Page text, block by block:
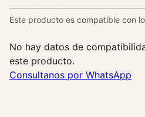
Este producto es compatible con
No hay datos de
este producto.
Consultanos por WhatsApp